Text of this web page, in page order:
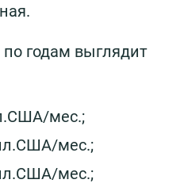
годам выглядит
мес.;
мес.;
мес.;